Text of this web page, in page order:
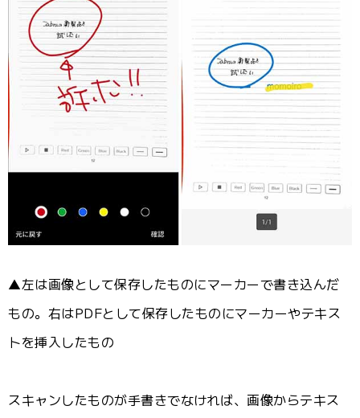
▲左は画像として保存したものにマーカーで書き込んだ
もの。右はPDFとして保存したものにマーカーやテキス
トを挿入したもの
スキャンしたものが手書きでなければ、画像からテキス